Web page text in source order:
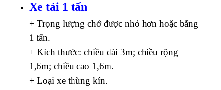
Xe tải 1 tấn
+ Trọng lượng chở được nhỏ hơn hoặc bằng
1 tấn.
+ Kích thước: chiều dài 3m; chiều rộng
1,6m; chiều cao 1,6m.
+ Loại xe thùng kín.